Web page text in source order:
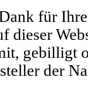
für
dieser
gebilligt
der